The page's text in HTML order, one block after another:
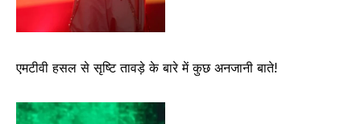
एमटीवी हसल से सृष्टि तावड़े के बारे में कुछ अनजानी बाते!